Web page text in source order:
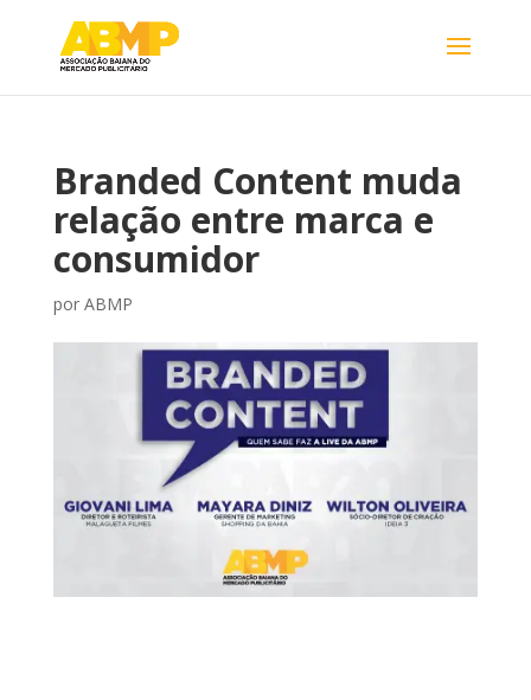
Branded Content muda
relação entre marca e
consumidor
por ABMP